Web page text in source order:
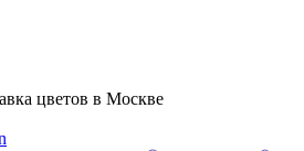
цветов в Москве